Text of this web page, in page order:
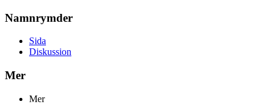
Namnrymder
Sida
Diskussion
Mer
Mer